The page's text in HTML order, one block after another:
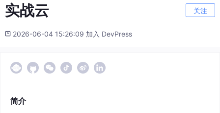
实战云 关注
2026-06-04 15:26:09 加入 DevPress
简介